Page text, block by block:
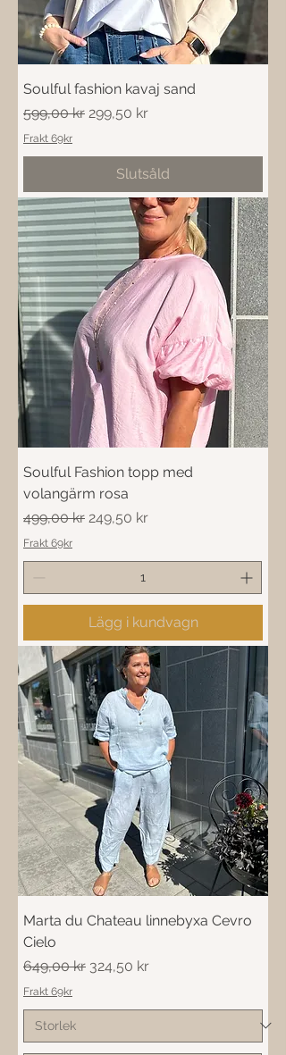
Soulful fashion kavaj sand
Ordinarie pris
599,00 kr Reapris
299,50 kr
Frakt 69kr
Slutsåld
Soulful Fashion topp med
volangärm rosa
Ordinarie pris
499,00 kr Reapris
249,50 kr
Frakt 69kr
Lägg i kundvagn
Marta du Chateau linnebyxa Cevro
Cielo
Ordinarie pris
649,00 kr Reapris
324,50 kr
Frakt 69kr